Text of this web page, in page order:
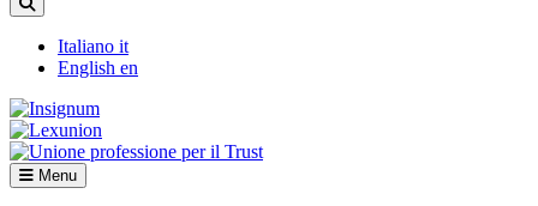
Italiano it
English en
Menu